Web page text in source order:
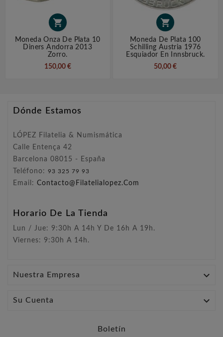

Moneda Onza De Plata 10
Diners Andorra 2013
Zorro.
150,00 €

Moneda De Plata 100
Schilling Austria 1976
Esquiador En Innsbruck.
50,00 €
Dónde Estamos
LÓPEZ Filatelia & Numismática
Calle Entença 42
Barcelona 08015 - España
Teléfono: 93 325 79 93
Email: Contacto@filatelialopez.com
Horario De La Tienda
Lun / Jue: 9:30h A 14h Y De 16h A 19h.
Viernes: 9:30h A 14h.
Nuestra Empresa 
Su Cuenta 
Boletín